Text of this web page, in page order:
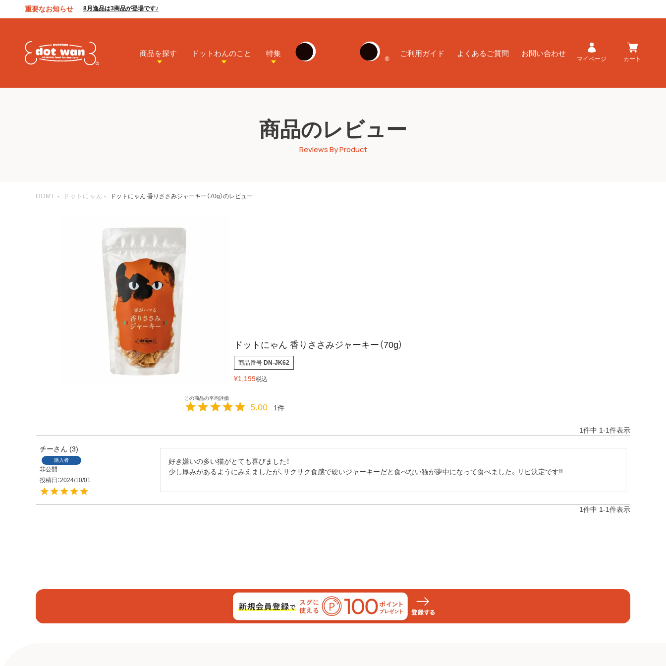
重要なお知らせ 8月逸品は3商品が登場です♪
特集
ドットわんのこと
商品を探す ご利用ガイド よくあるご質問 お問い合わせ
マイページ カート
商品のレビュー
Reviews By Product
HOME ドットにゃん ドットにゃん 香りささみジャーキー（70g）のレビュー
ドットにゃん 香りささみジャーキー（70g）
商品番号 DN-JK62
¥1,199税込
5.00 1
1件中 1-1件表示
チー 3
購入者
非公開
投稿日 2024/10/01
好き嫌いの多い猫がとても喜びました！
少し厚みがあるようにみえましたが、サクサク食感で硬いジャーキーだと食べない猫が夢中になって食べました。リピ決定です!!
1件中 1-1件表示